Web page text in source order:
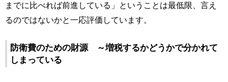
までに比べれば前進している」ということは最低限、言え
るのではないかと一応評価しています。
防衛費のための財源 ～増税するかどうかで分かれて
しまっている